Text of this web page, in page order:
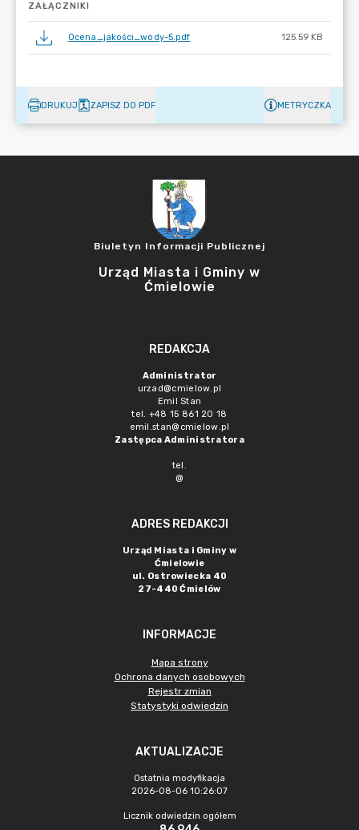
ZAŁĄCZNIKI
Ocena_jakości_wody-5.pdf 125.59 KB
DRUKUJ ZAPISZ DO PDF METRYCZKA
Biuletyn Informacji Publicznej
Urząd Miasta i Gminy w
Ćmielowie
REDAKCJA
Administrator
urzad@cmielow.pl
Emil Stan
tel. +48 15 861 20 18
emil.stan@cmielow.pl
Zastępca Administratora
tel.
@
ADRES REDAKCJI
Urząd Miasta i Gminy w
Ćmielowie
ul. Ostrowiecka 40
27-440 Ćmielów
INFORMACJE
Mapa strony
Ochrona danych osobowych
Rejestr zmian
Statystyki odwiedzin
AKTUALIZACJE
Ostatnia modyfikacja
2026-08-06 10:26:07
Licznik odwiedzin ogółem